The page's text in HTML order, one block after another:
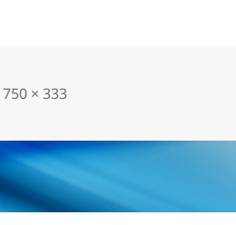
Повний
750 × 333